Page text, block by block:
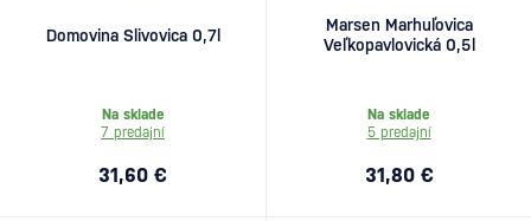
Domovina Slivovica 0,7l
Na sklade
7 predajní
31,60 €
Marsen Marhuľovica
Veľkopavlovická 0,5l
Na sklade
5 predajní
31,80 €